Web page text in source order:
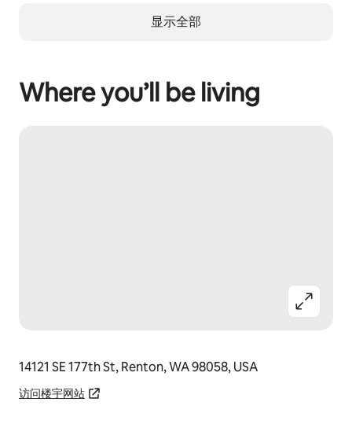
显示全部
Where you’ll be living
14121 SE 177th St, Renton, WA 98058, USA
访问楼宇网站